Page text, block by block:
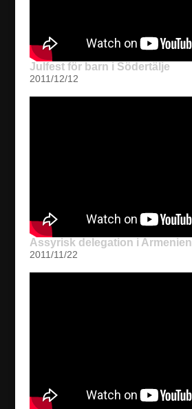
Julfest för barn i Södertälje
2011/12/12
Assyrisk delegation i Armenien
2011/11/22